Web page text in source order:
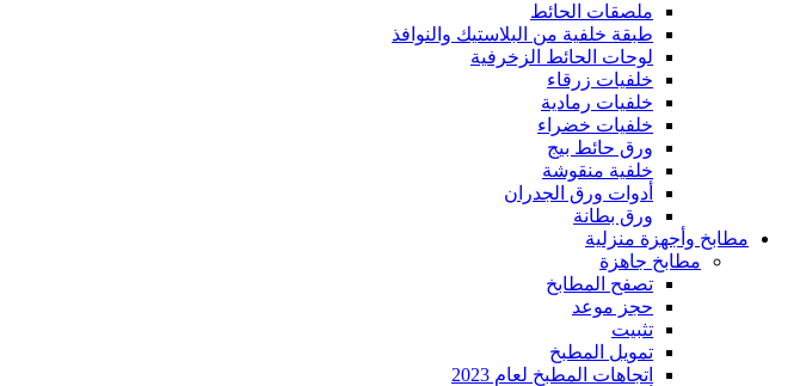
ملصقات الحائط
طبقة خلفية من البلاستيك والنوافذ
لوحات الحائط الزخرفية
خلفيات زرقاء
خلفيات رمادية
خلفيات خضراء
ورق حائط بيج
خلفية منقوشة
أدوات ورق الجدران
ورق بطانة
مطابخ وأجهزة منزلية
مطابخ جاهزة
تصفح المطابخ
حجز موعد
تثبيت
تمويل المطبخ
اتجاهات المطبخ لعام 2023